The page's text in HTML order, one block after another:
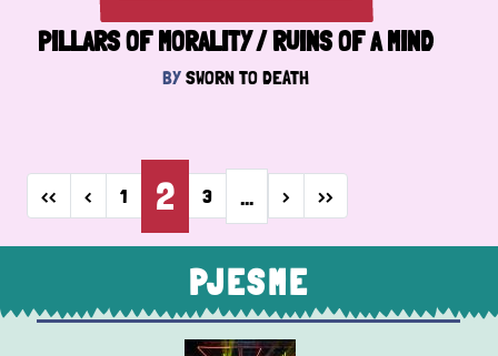
PILLARS OF MORALITY / RUINS OF A MIND
BYSWORN TO DEATH
‹‹ First page
‹ Previous page
1 2 3 … › Next page
››
PJESME